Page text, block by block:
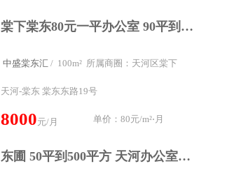
棠下棠东80元一平办公室 90平到900平 近地铁电商互联网
中盛棠东汇 / 100m² 所属商圈：天河区棠下
天河-棠东 棠东东路19号
8000元/月 单价：80元/m²⋅月
东圃 50平到500平方 天河办公室出租 电商游戏直播间出